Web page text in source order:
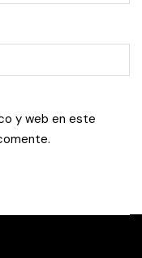
y web en este